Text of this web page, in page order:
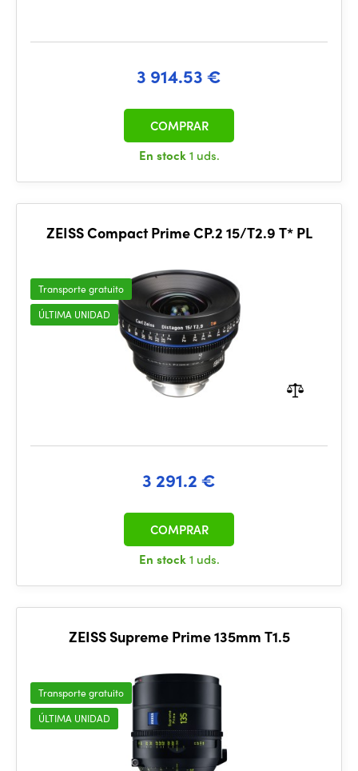
3 914.53 €
En stock1 uds.
COMPRAR
ZEISS Compact Prime CP.2 15/T2.9 T* PL
Transporte gratuito
ÚLTIMA UNIDAD
3 291.2 €
En stock1 uds.
COMPRAR
ZEISS Supreme Prime 135mm T1.5
Transporte gratuito
ÚLTIMA UNIDAD